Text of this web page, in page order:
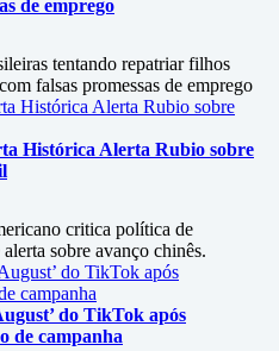
de emprego
tentando repatriar filhos
falsas promessas de emprego
Histórica Alerta Rubio sobre
critica política de
sobre avanço chinês.
do TikTok após
de campanha